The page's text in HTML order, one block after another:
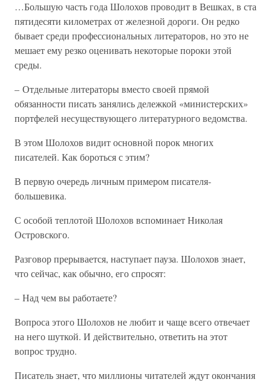
…Большую часть года Шолохов проводит в Вешках, в ста
пятидесяти километрах от железной дороги. Он редко
бывает среди профессиональных литераторов, но это не
мешает ему резко оценивать некоторые пороки этой
среды.
– Отдельные литераторы вместо своей прямой
обязанности писать занялись дележкой «министерских»
портфелей несуществующего литературного ведомства.
В этом Шолохов видит основной порок многих
писателей. Как бороться с этим?
В первую очередь личным примером писателя-
большевика.
С особой теплотой Шолохов вспоминает Николая
Островского.
Разговор прерывается, наступает пауза. Шолохов знает,
что сейчас, как обычно, его спросят:
– Над чем вы работаете?
Вопроса этого Шолохов не любит и чаще всего отвечает
на него шуткой. И действительно, ответить на этот
вопрос трудно.
Писатель знает, что миллионы читателей ждут окончания